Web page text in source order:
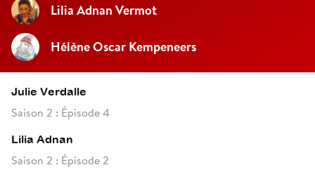
Lilia Adnan Vermot
Hélène Oscar Kempeneers
Julie Verdalle
Saison 2 : Épisode 4
Lilia Adnan
Saison 2 : Épisode 2